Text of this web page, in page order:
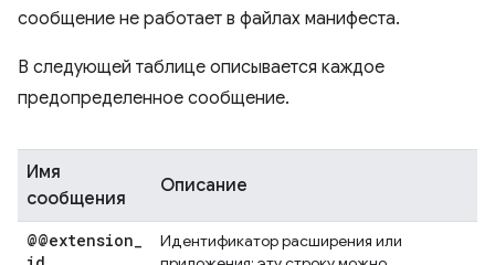
сообщение не работает в файлах манифеста.
В следующей таблице описывается каждое
предопределенное сообщение.
Имя
сообщения
Описание
@@extension_
Идентификатор расширения или